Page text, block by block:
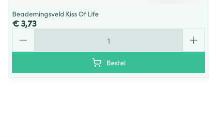
Beademingsveld Kiss Of Life
€ 3,73
Bestel